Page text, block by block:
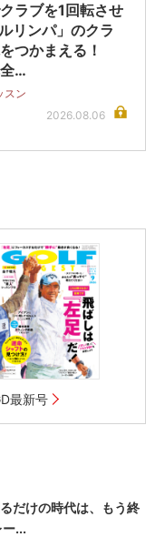
ラブを1回転させ
リンパ」のクラ
つかまえる！
全…
スン
2026.08.06
最新号
だけの時代は、もう終
...